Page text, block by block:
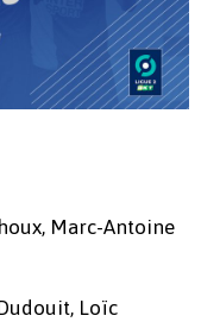
Marc-Antoine
Loïc